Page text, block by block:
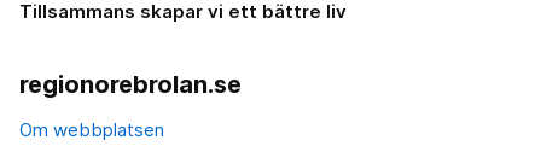
Tillsammans skapar vi ett bättre liv
regionorebrolan.se
Om webbplatsen